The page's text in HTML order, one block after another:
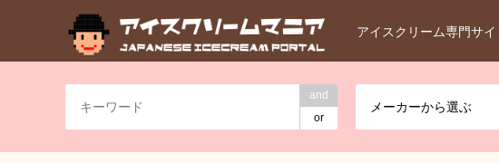
アイスクリーム専門サイ
and
or
メーカーから選ぶ